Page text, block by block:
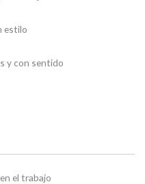
estilo
y con sentido
el trabajo